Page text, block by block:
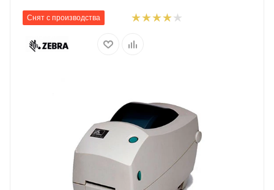
Снят с производства